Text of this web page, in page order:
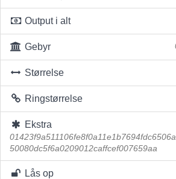
Output i alt
Gebyr
Størrelse
Ringstørrelse
Ekstra
50080dc5f6a0209012caffcef007659aa
Lås op